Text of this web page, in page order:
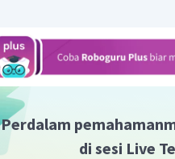
Perdalam
di sesi Live